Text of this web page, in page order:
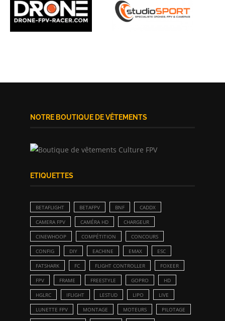
NOTRE BOUTIQUE DE VÊTEMENTS
ETIQUETTES
BETAFLIGHT BETAFPV BNF CADDX
CAMERA FPV CAMÉRA HD CHARGEUR
CINEWHOOP COMPÉTITION CONCOURS
CONFIG DIY EACHINE EMAX ESC
FATSHARK FC FLIGHT CONTROLLER FOXEER
FPV FRAME FREESTYLE GOPRO HD
HGLRC IFLIGHT LESTUD LIPO LIVE
LUNETTE FPV MONTAGE MOTEURS PILOTAGE